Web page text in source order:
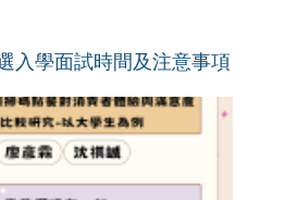
入學面試時間及注意事項